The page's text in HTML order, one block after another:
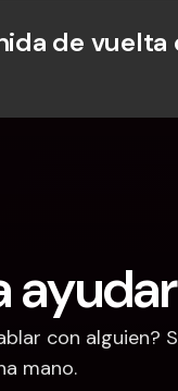
de vuelta
con alguien?
mano.